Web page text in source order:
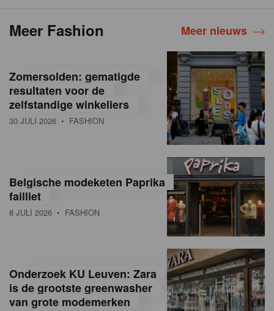
Meer Fashion Meer nieuws
Zomersolden: gematigde
resultaten voor de
zelfstandige winkeliers
30 JULI 2026 • FASHION
Belgische modeketen Paprika
failliet
8 JULI 2026 • FASHION
Onderzoek KU Leuven: Zara
is de grootste greenwasher
van grote modemerken